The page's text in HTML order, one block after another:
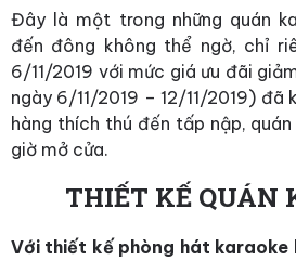
Đây là một trong những quán
đến đông không thể ngờ, chỉ
6/11/2019 với mức giá ưu đãi
ngày 6/11/2019 – 12/11/2019) đã
hàng thích thú đến tấp nập,
giờ mở cửa.
THIẾT KẾ QUÁN
Với thiết kế phòng hát karaoke